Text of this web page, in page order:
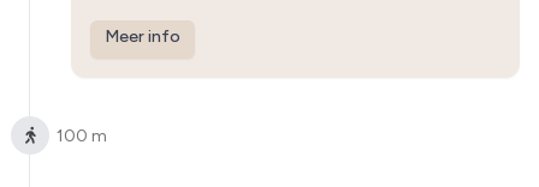
Meer info
100 m